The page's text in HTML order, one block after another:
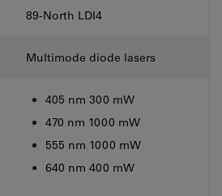
89-North LDI4
Multimode diode lasers
405 nm 300 mW
470 nm 1000 mW
555 nm 1000 mW
640 nm 400 mW